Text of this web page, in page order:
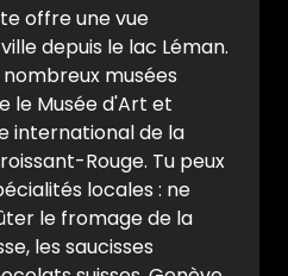
offre une vue
depuis le lac Léman.
musées
le Musée d'Art et
international de la
Rouge. Tu peux
locales : ne
le fromage de la
les saucisses